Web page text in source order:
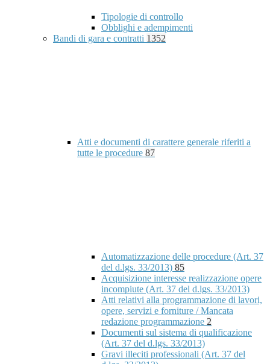
Tipologie di controllo
Obblighi e adempimenti
Bandi di gara e contratti 1352
Atti e documenti di carattere generale riferiti a
tutte le procedure 87
Automatizzazione delle procedure (Art. 37
del d.lgs. 33/2013) 85
Acquisizione interesse realizzazione opere
incompiute (Art. 37 del d.lgs. 33/2013)
Atti relativi alla programmazione di lavori,
opere, servizi e forniture / Mancata
redazione programmazione 2
Documenti sul sistema di qualificazione
(Art. 37 del d.lgs. 33/2013)
Gravi illeciti professionali (Art. 37 del